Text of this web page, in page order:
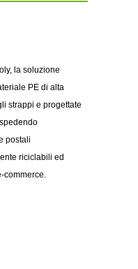
la soluzione
PE di alta
strappi e progettate
postali
riciclabili ed
commerce.